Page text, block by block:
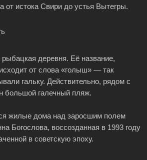
от истока Свири до устья Вытегры.
деревня. Её название,
от слова «голыш» — так
гальку. Действительно, рядом с
большой галечный пляж.
жилые дома над заросшим полем
Богослова, воссозданная в 1993 году
в советскую эпоху.